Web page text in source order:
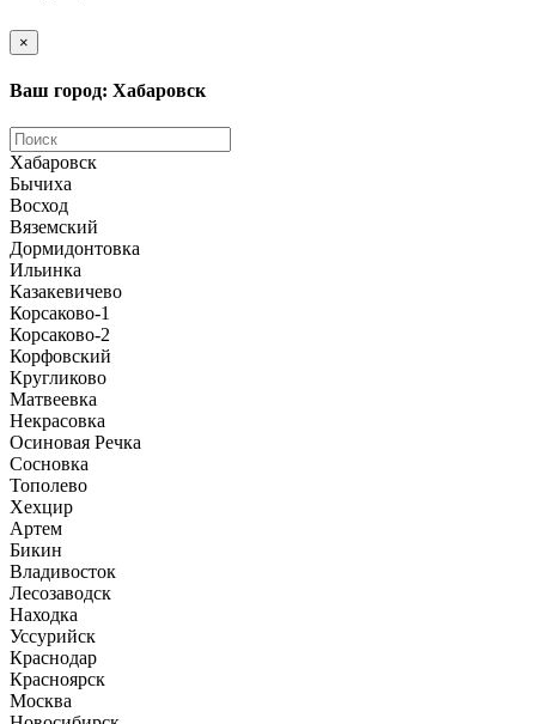
×
Ваш город: Хабаровск
Хабаровск
Бычиха
Восход
Вяземский
Дормидонтовка
Ильинка
Казакевичево
Корсаково-1
Корсаково-2
Корфовский
Кругликово
Матвеевка
Некрасовка
Осиновая Речка
Сосновка
Тополево
Хехцир
Артем
Бикин
Владивосток
Лесозаводск
Находка
Уссурийск
Краснодар
Красноярск
Москва